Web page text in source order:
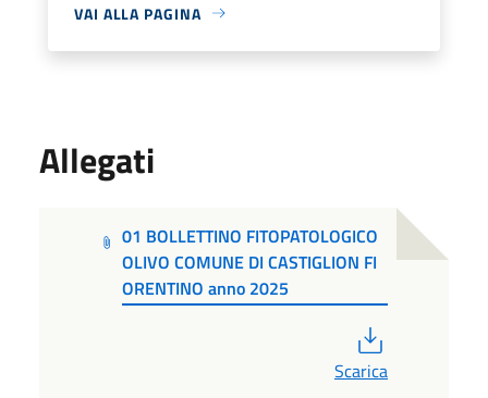
VAI ALLA PAGINA
Allegati
01 BOLLETTINO FITOPATOLOGICO
OLIVO COMUNE DI CASTIGLION FI
ORENTINO anno 2025
Scarica